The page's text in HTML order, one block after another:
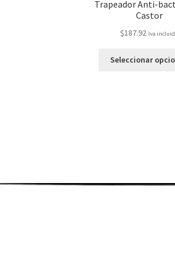
Trapeador Anti-
Castor
$187.92 Iva
Seleccionar